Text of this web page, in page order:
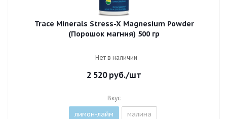
Trace Minerals Stress-X Magnesium Powder
(Порошок магния) 500 гр
Нет в наличии
2 520руб./шт
Вкус
лимон-лайм малина